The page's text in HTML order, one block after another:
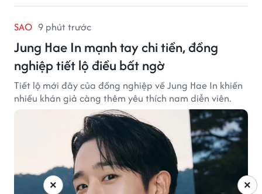
SAO 9 phút trước
Jung Hae In mạnh tay chi tiền, đồng
nghiệp tiết lộ điều bất ngờ
Tiết lộ mới đây của đồng nghiệp về Jung Hae In khiến
nhiều khán giả càng thêm yêu thích nam diễn viên.
×
×